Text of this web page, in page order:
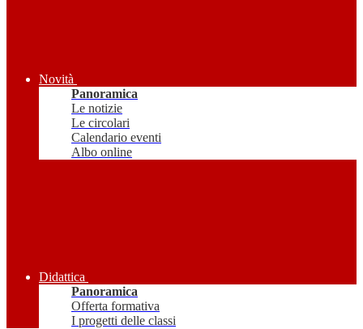
Novità
Panoramica
Le notizie
Le circolari
Calendario eventi
Albo online
Didattica
Panoramica
Offerta formativa
I progetti delle classi